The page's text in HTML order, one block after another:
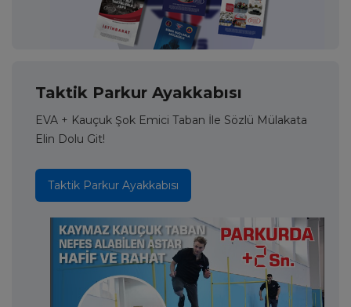
Taktik Parkur Ayakkabısı
EVA + Kauçuk Şok Emici Taban İle Sözlü Mülakata
Elin Dolu Git!
Taktik Parkur Ayakkabısı